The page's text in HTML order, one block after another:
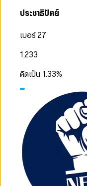
ประชาธิปัตย์
เบอร์ 27
1,233
คิดเป็น 1.33%